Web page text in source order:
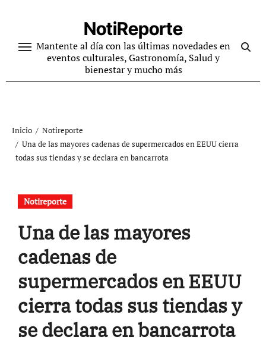
contenido
NotiReporte
Mantente al día con las últimas novedades en
eventos culturales, Gastronomía, Salud y
bienestar y mucho más
Inicio
Notireporte
Una de las mayores cadenas de supermercados en EEUU cierra
todas sus tiendas y se declara en bancarrota
Notireporte
Una de las mayores
cadenas de
supermercados en EEUU
cierra todas sus tiendas y
se declara en bancarrota